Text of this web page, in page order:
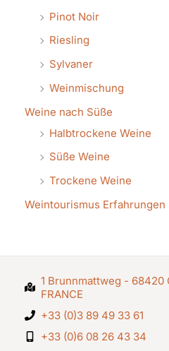
Pinot Noir
Riesling
Sylvaner
Weinmischung
Weine nach Süße
Halbtrockene Weine
Süße Weine
Trockene Weine
Weintourismus Erfahrungen
1 Brunnmattweg - 68420
FRANCE
+33 (0)3 89 49 33 61
+33 (0)6 08 26 43 34